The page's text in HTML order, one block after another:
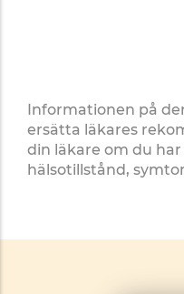
Informationen på
ersätta läkares
din läkare om du
hälsotillstånd,